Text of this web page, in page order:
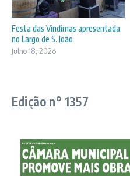
Festa das Vindimas apresentada
no Largo de S. João
Julho 18, 2026
Edição n° 1357